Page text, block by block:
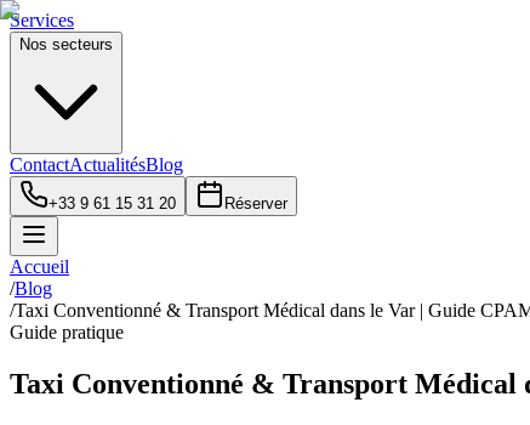
Services
Nos secteurs
ContactActualitésBlog
+33 9 61 15 31 20 Réserver
Accueil
/Blog
/Taxi Conventionné & Transport Médical dans le Var | Guide
Guide pratique
Taxi Conventionné & Transport Médical